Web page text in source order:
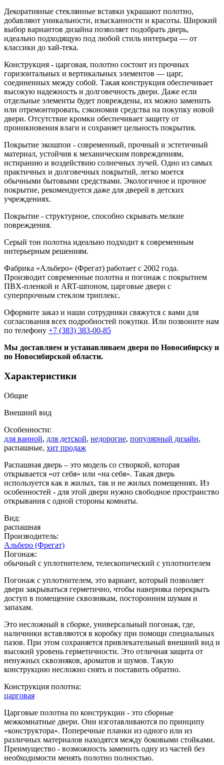
Декоративные стеклянные вставки украшают полотно,
добавляют уникальности, изысканности и красоты. Широкий
выбор вариантов дизайна позволяет подобрать дверь,
идеально подходящую под любой стиль интерьера — от
классики до хай-тека.
Конструкция - царговая, полотно состоит из прочных
горизонтальных и вертикальных элементов — царг,
соединенных между собой. Такая конструкция обеспечивает
высокую надежность и долговечность двери. Даже если
отдельные элементы будет повреждены, их можно заменить
или отремонтировать, сэкономив средства на покупку новой
двери. Отсутствие кромки обеспечивает защиту от
проникновения влаги и сохраняет цельность покрытия.
Покрытие экошпон - современный, прочный и эстетичный
материал, устойчив к механическим повреждениям,
истиранию и воздействию солнечных лучей. Одно из самых
практичных и долговечных покрытий, легко моется
обычными бытовыми средствами. Экологичное и прочное
покрытие, рекомендуется даже для дверей в детских
учреждениях.
Покрытие - структурное, способно скрывать мелкие
повреждения.
Серый тон полотна идеально подходит к современным
интерьерным решениям.
Фабрика «Альберо» (Фрегат) работает с 2002 года.
Производит современные полотна и погонаж с покрытием
ПВХ-пленкой и ART-шпоном, царговые двери с
суперпрочным стеклом триплекс.
Оформите заказ и наши сотрудники свяжутся с вами для
согласования всех подробностей покупки. Или позвоните нам
по телефону +7 (383) 383-00-85
Мы доставляем и устанавливаем двери по Новосибирску и
по Новосибирской области.
Характеристики
Общие
Внешний вид
Особенности:
для ванной, для детской, недорогие, популярный дизайн,
распашные, хит продаж
Распашная дверь – это модель со створкой, которая
открывается «от себя» или «на себя». Такая дверь
используется как в жилых, так и не жилых помещениях. Из
особенностей - для этой двери нужно свободное пространство
открывания с одной стороны комнаты.
Вид:
распашная
Производитель:
Альберо (Фрегат)
Погонаж:
обычный с уплотнителем, телескопический с уплотнителем
Погонаж с уплотнителем, это вариант, который позволяет
двери закрываться герметично, чтобы наверняка перекрыть
доступ в помещение сквознякам, посторонним шумам и
запахам.
Это несложный в сборке, универсальный погонаж, где,
наличники вставляются в коробку при помощи специальных
пазов. При этом сохраняется привлекательный внешний вид и
высокий уровень герметичности. Это отличная защита от
ненужных сквозняков, ароматов и шумов. Такую
конструкцию несложно снять и поставить обратно.
Конструкция полотна:
царговая
Царговые полотна по конструкции - это сборные
межкомнатные двери. Они изготавливаются по принципу
«конструктора». Поперечные планки из одного или из
различных материалов находятся между боковыми стойками.
Преимущество - возможность заменить одну из частей без
необходимости менять полотно полностью.